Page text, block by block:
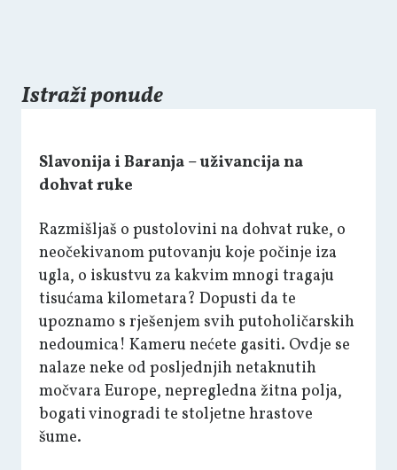
Istraži ponude
Slavonija i Baranja –uživancija na
dohvat ruke
Razmišljaš o pustolovini na dohvat ruke, o
neočekivanom putovanju koje počinje iza
ugla, o iskustvu za kakvim mnogi tragaju
tisućama kilometara? Dopusti da te
upoznamo s rješenjem svih putoholičarskih
nedoumica! Kameru nećete gasiti. Ovdje se
nalaze neke od posljednjih netaknutih
močvara Europe, nepregledna žitna polja,
bogati vinogradi te stoljetne hrastove
šume.